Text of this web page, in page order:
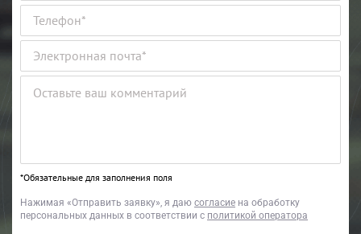
*Обязательные для заполнения поля
Нажимая «Отправить заявку» , я даю согласие на обработку
персональных данных в соответствии с политикой оператора